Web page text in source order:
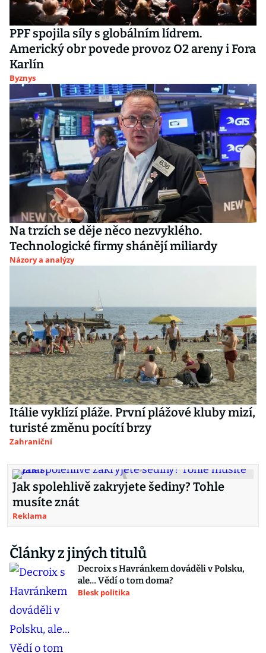
PPF spojila síly s globálním lídrem.
Americký obr povede provoz O2 areny i Fora
Karlín
Byznys
Na trzích se děje něco nezvyklého.
Technologické firmy shánějí miliardy
Názory a analýzy
Itálie vyklízí pláže. První plážové kluby mizí,
turisté změnu pocítí brzy
Zahraniční
Jak spolehlivě zakryjete šediny? Tohle
musíte znát
Reklama
Články z jiných titulů
Decroix s Havránkem dováděli v Polsku,
ale… Vědí o tom doma?
Blesk politika